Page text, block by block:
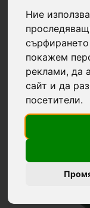
Ние
покажем
реклами, да
сайт и да
посетители.